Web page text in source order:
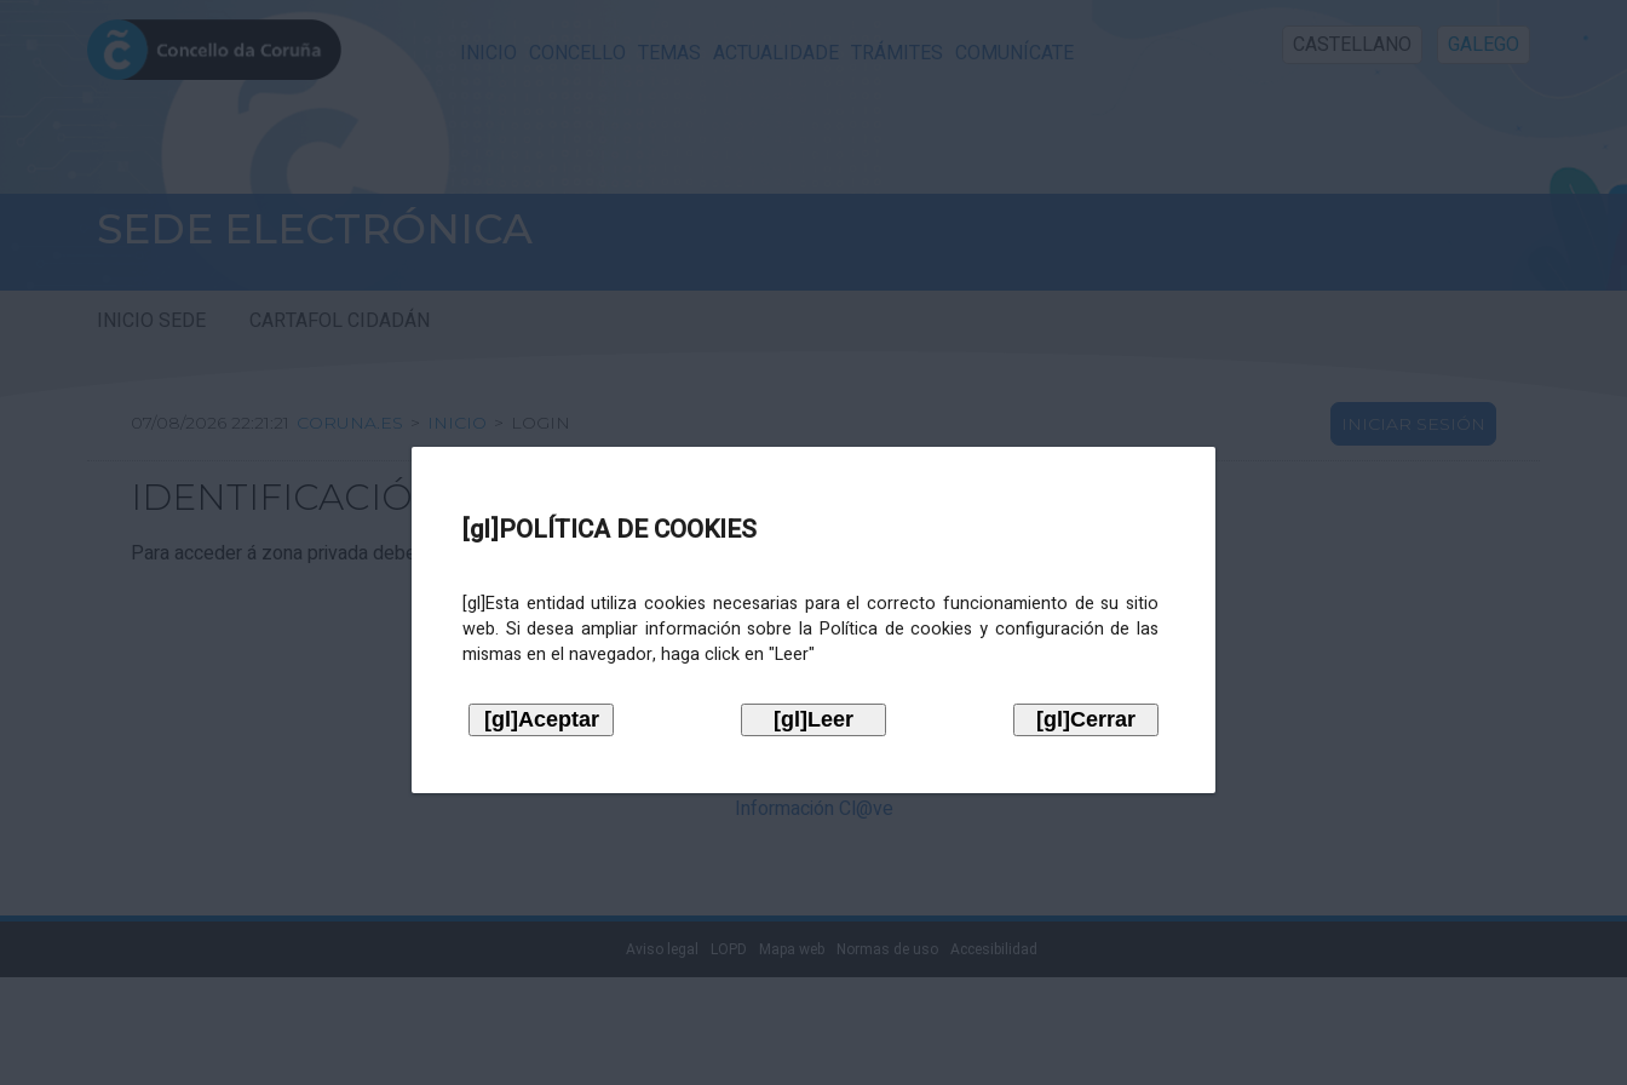
INICIO CONCELLO TEMAS ACTUALIDADE TRÁMITES COMUNÍCATE CASTELLANO GALEGO
SEDE ELECTRÓNICA
INICIO SEDE CARTAFOL CIDADÁN
[gl]POLÍTICA DE COOKIES
[gl]Esta entidad utiliza cookies necesarias para el correcto funcionamiento de su sitio
web. Si desea ampliar información sobre la Política de cookies y configuración de las
mismas en el navegador, haga click en "Leer"
07/08/2026 22:21:21 CORUNA.ES > INICIO > LOGIN INICIAR SESIÓN
IDENTIFICACIÓN
Para acceder á zona privada debe identificarse mediante Cl@ve. Pulse no logotipo
Información Cl@ve
Aviso legal LOPD Mapa web Normas de uso Accesibilidad